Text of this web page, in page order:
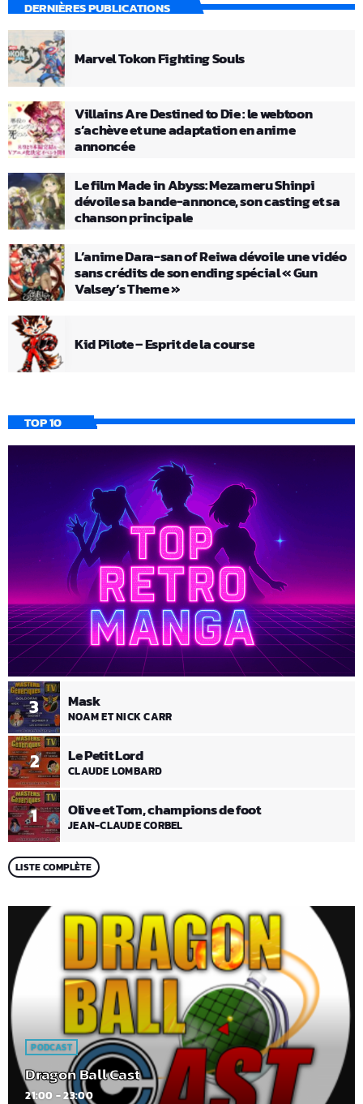
DERNIÈRES PUBLICATIONS
Marvel Tokon Fighting Souls
Villains Are Destined to Die : le webtoon
s’achève et une adaptation en anime
annoncée
Le film Made in Abyss: Mezameru Shinpi
dévoile sa bande-annonce, son casting et sa
chanson principale
L’anime Dara-san of Reiwa dévoile une vidéo
sans crédits de son ending spécial « Gun
Valsey’s Theme »
Kid Pilote – Esprit de la course
TOP 10
1 Olive et Tom, champions de foot
JEAN-CLAUDE CORBEL
2 Le Petit Lord
CLAUDE LOMBARD
3 Mask
NOAM ET NICK CARR
LISTE COMPLÈTE
PODCAST
Dragon Ball Cast
21:00 - 23:00